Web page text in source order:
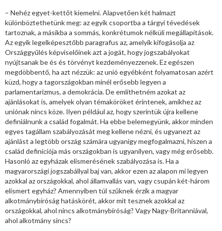
– Nehéz egyet-kettőt kiemelni. Alapvetően két halmazt
különböztethetünk meg: az egyik csoportba a tárgyi tévedések
tartoznak, a másikba a sommás, konkrétumok nélküli megállapítások.
Az egyik legelképesztőbb paragrafus az, amelyik kifogásolja az
Országgyűlés képviselőinek azt a jogát, hogy jogszabályokat
nyújtsanak be és és törvényt kezdeményezzenek. Ez egészen
megdöbbentő, ha azt nézzük: az unió egyébként folyamatosan azért
küzd, hogy a tagországokban minél erősebb legyen a
parlamentarizmus, a demokrácia. De említhetném azokat az
ajánlásokat is, amelyek olyan témaköröket érintenek, amikhez az
uniónak nincs köze. Ilyen például az, hogy szerintük újra kellene
definiálnunk a család fogalmát. Ha ebbe belemegyünk, akkor minden
egyes tagállam szabályozását meg kellene nézni, és ugyanezt az
ajánlást a legtöbb ország számára ugyanígy megfogalmazni, hiszen a
család definíciója más országokban is ugyanilyen, vagy még erősebb.
Hasonló az egyházak elismerésének szabályozása is. Ha a
magyarországi jogszabállyal baj van, akkor ezen az alapon mi legyen
azokkal az országokkal, ahol államvallás van, vagy csupán két-három
elismert egyház? Amennyiben túl szűknek érzik a magyar
alkotmánybíróság hatáskörét, akkor mit tesznek azokkal az
országokkal, ahol nincs alkotmánybíróság? Vagy Nagy-Britanniával,
ahol alkotmány sincs?